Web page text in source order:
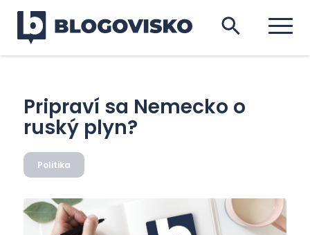
Pripraví sa Nemecko o
ruský plyn?
Politika